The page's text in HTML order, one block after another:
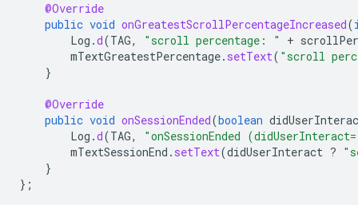
@Override
public void onGreatestScrollPercentageIncreased(
Log .d(TAG, "scroll percentage: " +
mTextGreatestPercentage. setText( "scroll
}
@Override
public void onSessionEnded(boolean
Log .d(TAG,
"onSessionEnded
mTextSessionEnd . setText(didUserInteract ?
}
};